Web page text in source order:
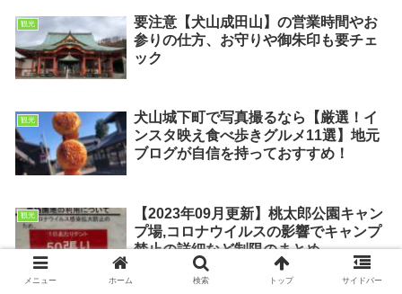
観光
要注意【犬山成田山】の営業時間やお
参りの仕方、お守りや御朱印も要チェ
ック
観光
犬山城下町で写真撮るなら【厳選！イ
ンスタ映え食べ歩きグルメ11選】地元
ブログが自信を持っておすすめ！
観光
【2023年09月更新】桃太郎公園キャン
プ場,コロナウイルスの影響でキャンプ
禁止の詳細など制限のまとめ
メニュー ホーム 検索 トップ サイドバー